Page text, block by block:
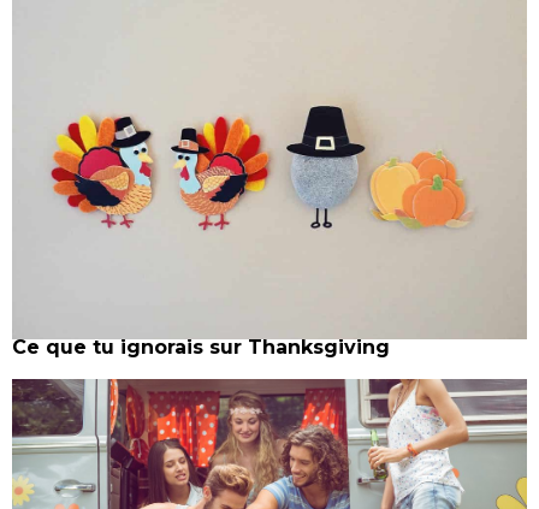
Ce que tu ignorais sur Thanksgiving